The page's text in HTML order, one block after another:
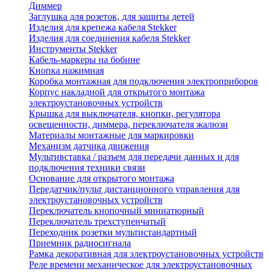
Диммер
Заглушка для розеток, для защиты детей
Изделия для крепежа кабеля Stekker
Изделия для соединения кабеля Stekker
Инструменты Stekker
Кабель-маркеры на бобине
Кнопка нажимная
Коробка монтажная для подключения электроприборов
Корпус накладной для открытого монтажа
электроустановочных устройств
Крышка для выключателя, кнопки, регулятора
освещенности, диммера, переключателя жалюзи
Материалы монтажные для маркировки
Механизм датчика движения
Мультивставка / разъем для передачи данных и для
подключения техники связи
Основание для открытого монтажа
Передатчик/пульт дистанционного управления для
электроустановочных устройств
Переключатель кнопочный миниатюрный
Переключатель трехступенчатый
Переходник розетки мультистандартный
Приемник радиосигнала
Рамка декоративная для электроустановочных устройств
Реле времени механическое для электроустановочных